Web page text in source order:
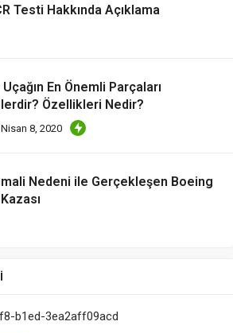
Testi Hakkında Açıklama
Uçağın En Önemli Parçaları
Özellikleri Nedir?
Nisan 8, 2020
Nedeni ile Gerçekleşen Boeing